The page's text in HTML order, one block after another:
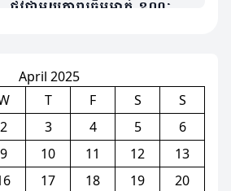
ផ្លូវជាមួយតារាឆ្នើមម្នាក់ ខណៈត្រូវ
April 2025
T F S
S
2 3 4 5
6
9 10 11 12
13
17 18 19
20